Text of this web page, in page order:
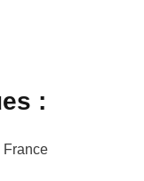
fenêtrefenêtre
In - nouvelle
par email - nouvelle
:
France